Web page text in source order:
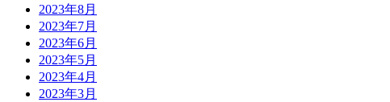
2023年8月
2023年7月
2023年6月
2023年5月
2023年4月
2023年3月